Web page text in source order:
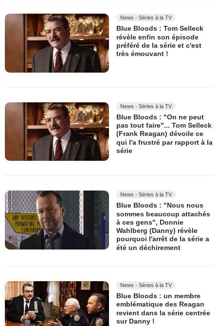
News - Séries à la TV
Blue Bloods : Tom Selleck
révèle enfin son épisode
préféré de la série et c'est
très émouvant !
News - Séries à la TV
Blue Bloods : "On ne peut
pas tout faire"... Tom Selleck
(Frank Reagan) dévoile ce
qui l'a frustré par rapport à la
série
News - Séries à la TV
Blue Bloods : "Nous nous
sommes beaucoup attachés
à ces gens", Donnie
Wahlberg (Danny) révèle
pourquoi l'arrêt de la série a
été un déchirement
News - Séries à la TV
Blue Bloods : un membre
emblématique des Reagan
revient dans la série centrée
sur Danny !